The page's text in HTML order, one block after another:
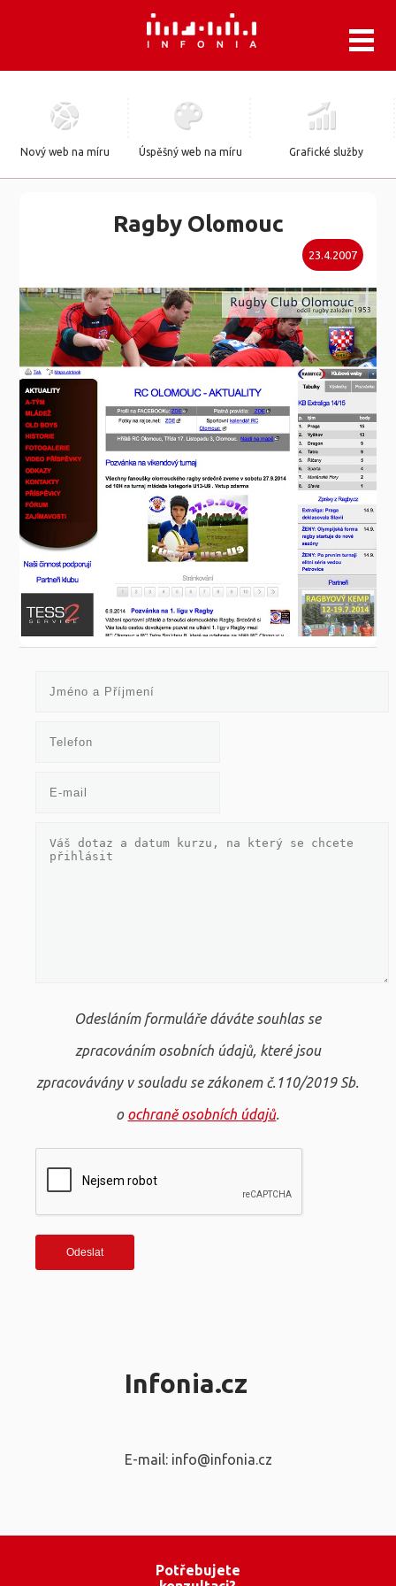
Ragby Olomouc
23.4.2007
Odesláním formuláře dáváte souhlas se
zpracováním osobních údajů, které jsou
zpracovávány v souladu se zákonem č.110/2019 Sb.
o ochraně osobních údajů.
Infonia.cz
E-mail: info@infonia.cz
Nový web na míru Úspěšný web na míru Grafické služby
Potřebujete